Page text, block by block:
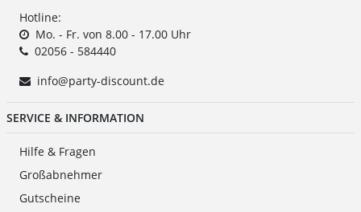
Hotline:
Mo. - Fr. von 8.00 - 17.00 Uhr
02056 - 584440
info@party-discount.de
SERVICE & INFORMATION
Hilfe & Fragen
Großabnehmer
Gutscheine